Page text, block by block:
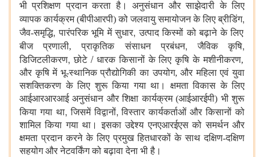
भी प्रशिक्षण प्रदान करता है। अनुसंधान और साझेदारी के लिए
व्यापक कार्यक्रम (बीपीआरपी) को जलवायु समायोजन के लिए ब्रीडिंग,
जैव-समृद्धि, पारंपरिक भूमि में सुधार, उत्पाद किस्मों को बढ़ाने के लिए
बीज प्रणाली, प्राकृतिक संसाधन प्रबंधन,जैविक कृषि,
डिजिटलीकरण, छोटे / धारक किसानों के लिए कृषि के मशीनीकरण,
और कृषि में भू-स्थानिक प्रौद्योगिकी का उपयोग, और महिला एवं युवा
सशक्तिकरण के लिए शुरू किया गया था। क्षमता विकास के लिए
आईआरआरआई अनुसंधान और शिक्षा कार्यक्रम (आईआरईपी) भी शुरू
किया गया था, जिसमें विद्वानों,विस्तार कार्यकर्ताओं और किसानों को
शामिल किया गया था। इसका उद्देश्य एनएआरईएस को समर्थन और
क्षमता प्रदान करने के लिए प्रमुख हितधारकों के साथ दक्षिण-दक्षिण
सहयोग और नेटवर्किंग को बढ़ावा देना भी है।